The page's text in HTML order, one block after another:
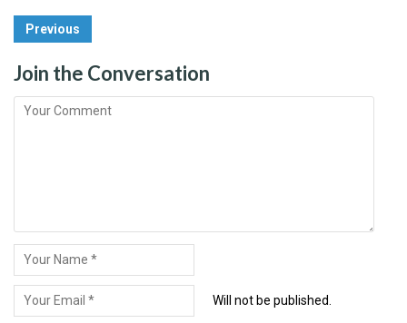
Post
Navigation
Previous
Join the Conversation
Will not be published.